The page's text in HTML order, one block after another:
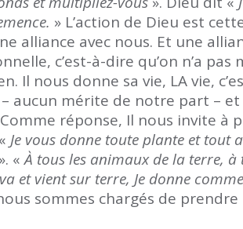
» L’action de Dieu est
alliance avec nous. Et une
c’est-à-dire qu’on n’a pas
Il nous donne sa vie, LA vie,
aucun mérite de notre part –
réponse, Il nous invite à
Je vous donne toute plante et tout
». «À tous les animaux de la terre,
et vient sur terre, Je donne
sommes chargés de